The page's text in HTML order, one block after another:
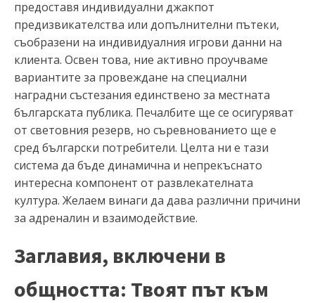
предоставя индивидуални джакпот
предизвикателства или допълнителни пътеки,
съобразени на индивидуалния игрови данни на
клиента. Освен това, ние активно проучваме
вариантите за провеждане на специални
наградни състезания единствено за местната
българската публика. Печалбите ще се осигуряват
от световния резерв, но съревнованието ще е
сред български потребители. Целта ни е тази
система да бъде динамична и непрекъснато
интересна компонент от развлекателната
култура. Желаем винаги да дава различни причини
за адреналин и взаимодействие.
Заглавия, включени в
общността: Твоят път към